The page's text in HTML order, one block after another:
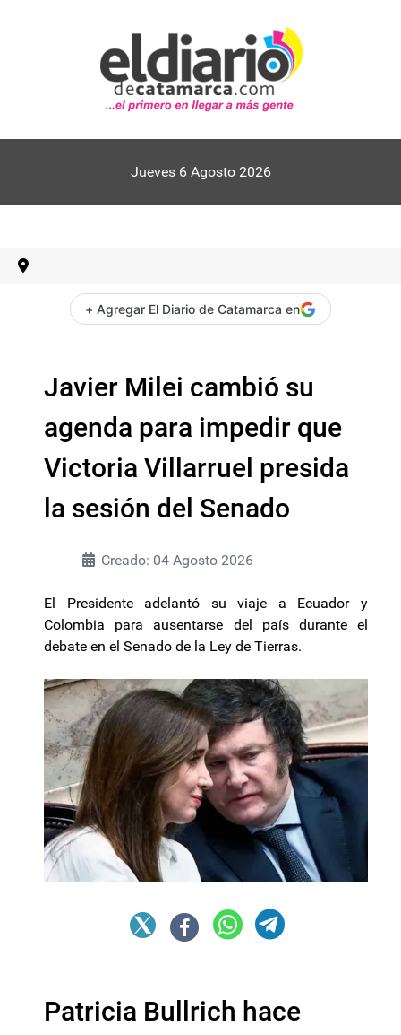
Jueves 6 Agosto 2026
+ Agregar El Diario de Catamarca en
Javier Milei cambió su
agenda para impedir que
Victoria Villarruel presida
la sesión del Senado
Creado: 04 Agosto 2026
El Presidente adelantó su viaje a Ecuador y
Colombia para ausentarse del país durante el
debate en el Senado de la Ley de Tierras.
Patricia Bullrich hace